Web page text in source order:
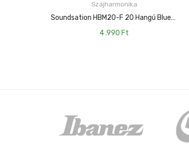
Szájharmonika
Soundsation HBM20-F 20 Hangú Blues Szájharmonika F Hangolású
4 .990 Ft
KOSÁRBA TESZEM